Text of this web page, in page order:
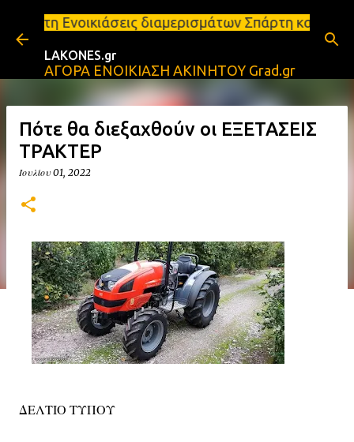
Μετάβαση στο κύριο περιεχόμενο
διαμερισμάτων Σπάρτη και Λακωνία
LAKONES.gr
ΑΓΟΡΑ ΕΝΟΙΚΙΑΣΗ ΑΚΙΝΗΤΟΥ Grad.gr
Πότε θα διεξαχθούν οι ΕΞΕΤΑΣΕΙΣ
ΤΡΑΚΤΕΡ
Ιουλίου 01, 2022
ΔΕΛΤΙΟ ΤΥΠΟΥ